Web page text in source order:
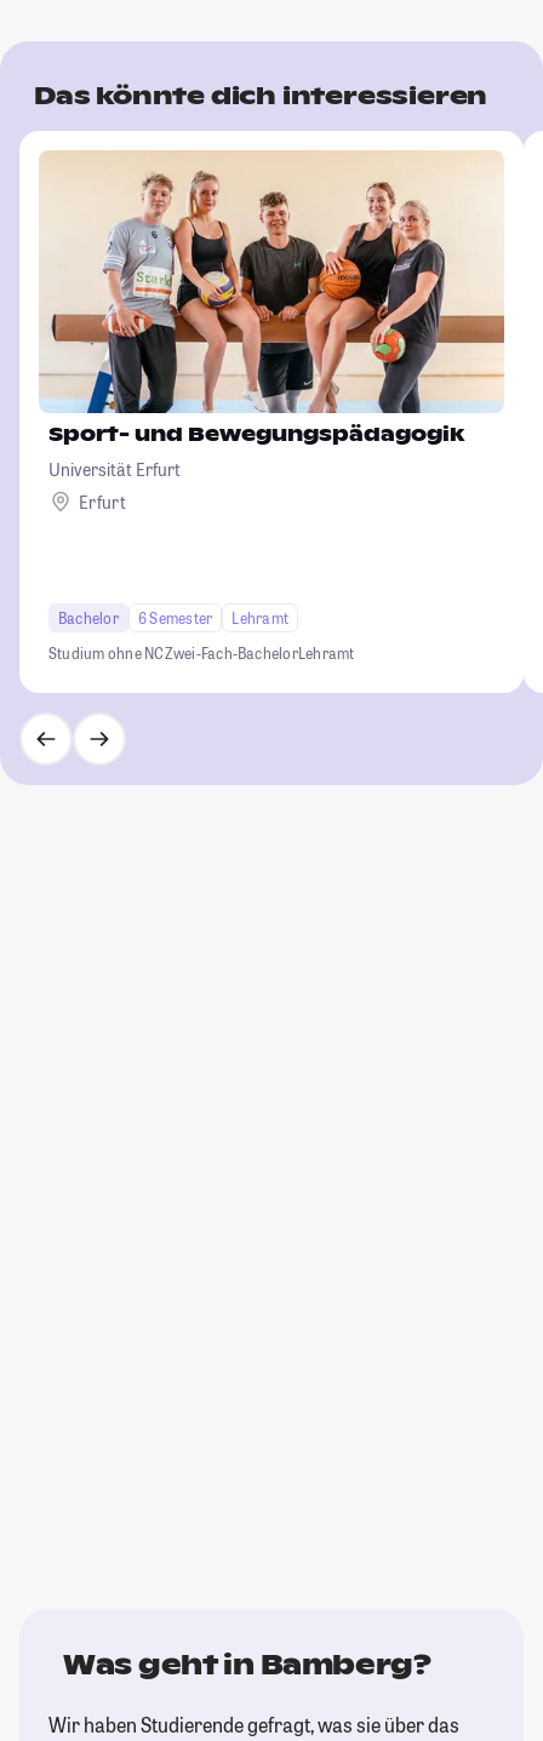
Das könnte dich interessieren
Sport- und Bewegungspädagogik
Universität Erfurt
Erfurt
Bachelor 6 Semester
Lehramt
Studium ohne NCZwei-Fach-BachelorLehramt
Was geht in Bamberg?
Wir haben Studierende gefragt, was sie über das